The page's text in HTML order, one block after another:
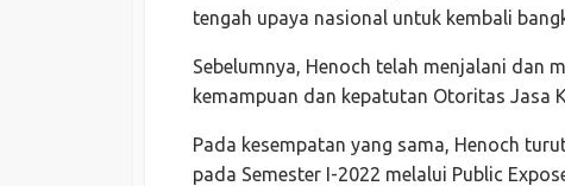
tengah upaya nasional untuk kembali
Sebelumnya, Henoch telah menjalani dan
kemampuan dan kepatutan Otoritas Jasa
Pada kesempatan yang sama, Henoch
pada Semester I-2022 melalui Public